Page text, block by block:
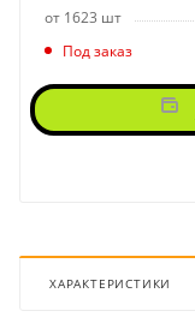
от 1623 шт
Под заказ
ХАРАКТЕРИСТИКИ